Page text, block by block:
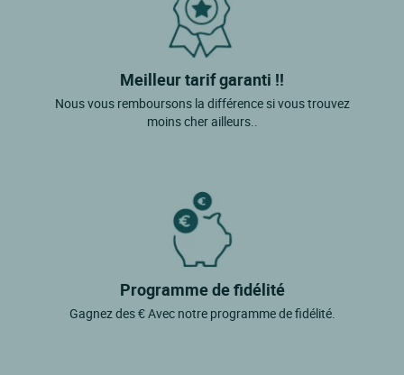
Meilleur tarif garanti !!
Nous vous remboursons la différence si vous trouvez
moins cher ailleurs..
Programme de fidélité
Gagnez des € Avec notre programme de fidélité.